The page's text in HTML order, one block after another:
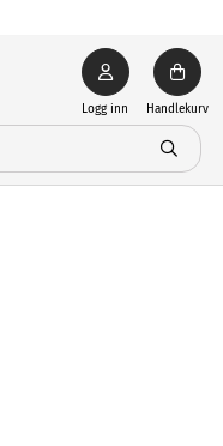
Logg inn Handlekurv